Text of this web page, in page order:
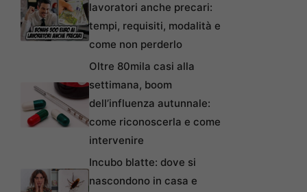
lavoratori anche precari:
tempi, requisiti, modalità e
come non perderlo
Oltre 80mila casi alla
settimana, boom
dell’influenza autunnale:
come riconoscerla e come
intervenire
Incubo blatte: dove si
nascondono in casa e